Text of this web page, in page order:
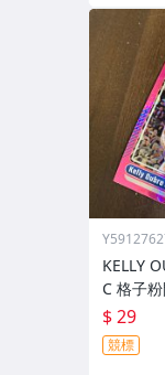
KELLY OUBIE
C 格子粉閃亮金屬卡 編號
190 前後
$ 29
競標